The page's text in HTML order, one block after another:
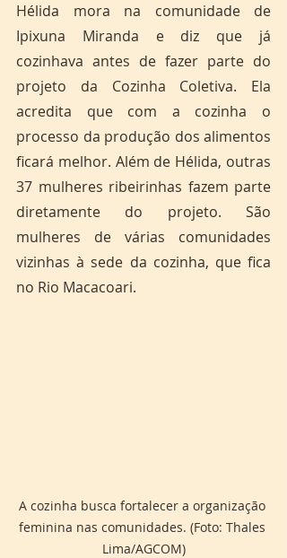
Hélida mora na comunidade de
Ipixuna Miranda e diz que já
cozinhava antes de fazer parte do
projeto da Cozinha Coletiva. Ela
acredita que com a cozinha o
processo da produção dos alimentos
ficará melhor. Além de Hélida, outras
37 mulheres ribeirinhas fazem parte
diretamente do projeto. São
mulheres de várias comunidades
vizinhas à sede da cozinha, que fica
no Rio Macacoari.
A cozinha busca fortalecer a organização
feminina nas comunidades. (Foto: Thales
Lima/AGCOM)